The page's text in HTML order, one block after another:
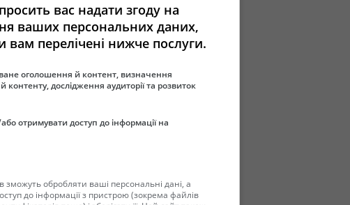
вас надати згоду на
ваших персональних даних,
вам перелічені нижче послуги.
оголошення й контент, визначення
контенту, дослідження аудиторії та розвиток
отримувати доступ до інформації на
зможуть обробляти ваші персональні дані, а
до інформації з пристрою (зокрема файлів